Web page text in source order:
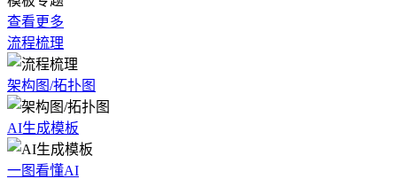
查看更多
流程梳理
架构图/拓扑图
AI生成模板
一图看懂AI